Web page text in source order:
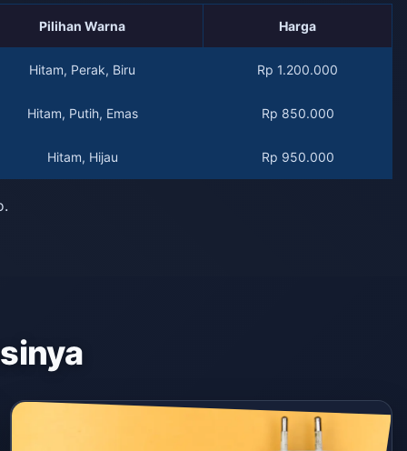
Pilihan Warna Harga
Hitam, Perak, Biru Rp 1.200.000
Hitam, Putih, Emas Rp 850.000
Hitam, Hijau Rp 950.000